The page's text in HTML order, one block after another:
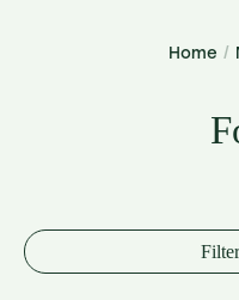
Home /